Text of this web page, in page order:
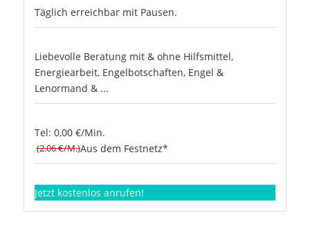
Täglich erreichbar mit Pausen.
Liebevolle Beratung mit & ohne Hilfsmittel,
Energiearbeit, Engelbotschaften, Engel &
Lenormand & ...
Tel: 0,00 €/Min.
(2.06 €/M.)Aus dem Festnetz*
Jetzt kostenlos anrufen!